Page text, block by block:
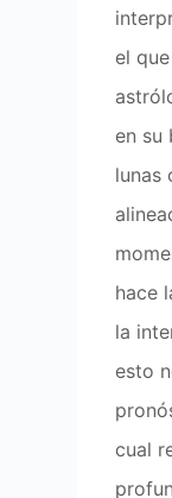
el
en su
lunas
hace
la
esto
cual